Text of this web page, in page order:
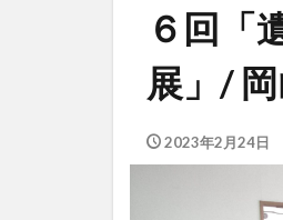
６回「
展」/
2023年2月24日